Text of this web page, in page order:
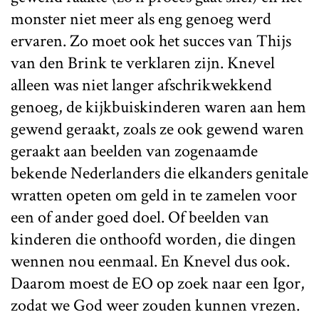
monster niet meer als eng genoeg werd
ervaren. Zo moet ook het succes van Thijs
van den Brink te verklaren zijn. Knevel
alleen was niet langer afschrikwekkend
genoeg, de kijkbuiskinderen waren aan hem
gewend geraakt, zoals ze ook gewend waren
geraakt aan beelden van zogenaamde
bekende Nederlanders die elkanders genitale
wratten opeten om geld in te zamelen voor
een of ander goed doel. Of beelden van
kinderen die onthoofd worden, die dingen
wennen nou eenmaal. En Knevel dus ook.
Daarom moest de EO op zoek naar een Igor,
zodat we God weer zouden kunnen vrezen.